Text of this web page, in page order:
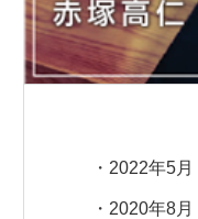
2022年5月
2020年8月